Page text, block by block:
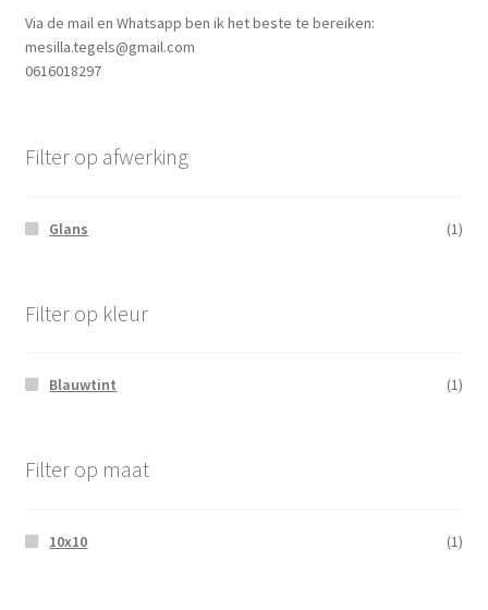
Via de mail en Whatsapp ben ik het beste te bereiken:
mesilla.tegels@gmail.com
0616018297
Filter op afwerking
Glans (1)
Filter op kleur
Blauwtint (1)
Filter op maat
10x10 (1)